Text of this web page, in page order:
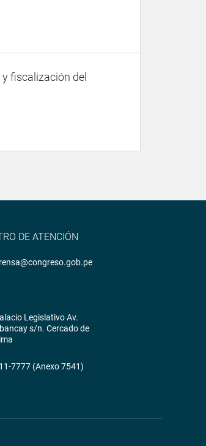
fiscalización del
DE ATENCIÓN
Legislativo Av.
s/n. Cercado de
7777 (Anexo 7541)